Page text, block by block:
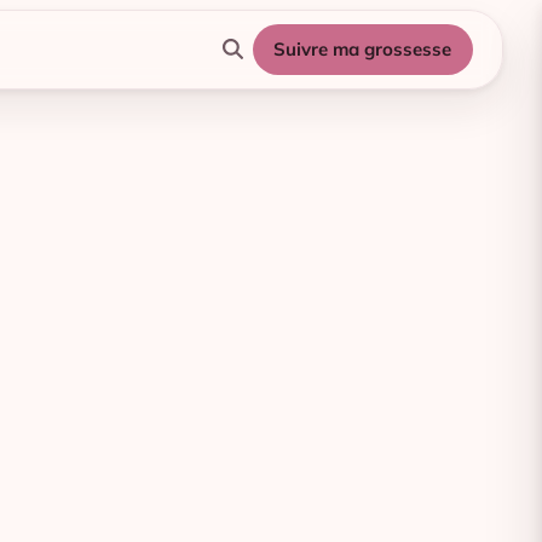
Suivre ma grossesse